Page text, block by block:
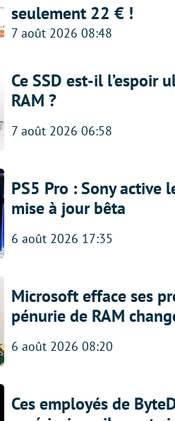
seulement 22 € !
7 août 2026 08:48
Ce SSD est-il l’espoir
RAM ?
7 août 2026 06:58
PS5 Pro : Sony active
mise à jour bêta
6 août 2026 17:35
Microsoft efface ses
pénurie de RAM
6 août 2026 08:20
Ces employés de